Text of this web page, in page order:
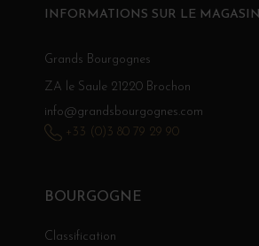
BOURGOGNE
Classification
INFORMATIONS SUR LE MAGASIN
Grands Bourgognes
ZA le Saule 21220 Brochon
info@grandsbourgognes.com
+33 (0)3 80 79 29 90